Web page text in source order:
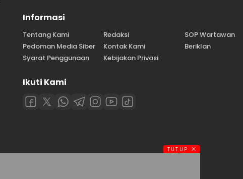
Informasi
Tentang Kami Redaksi
SOP Wartawan
Pedoman Media Siber
Kontak Kami
Beriklan
Syarat Penggunaan
Kebijakan Privasi
Ikuti Kami
TUTUP